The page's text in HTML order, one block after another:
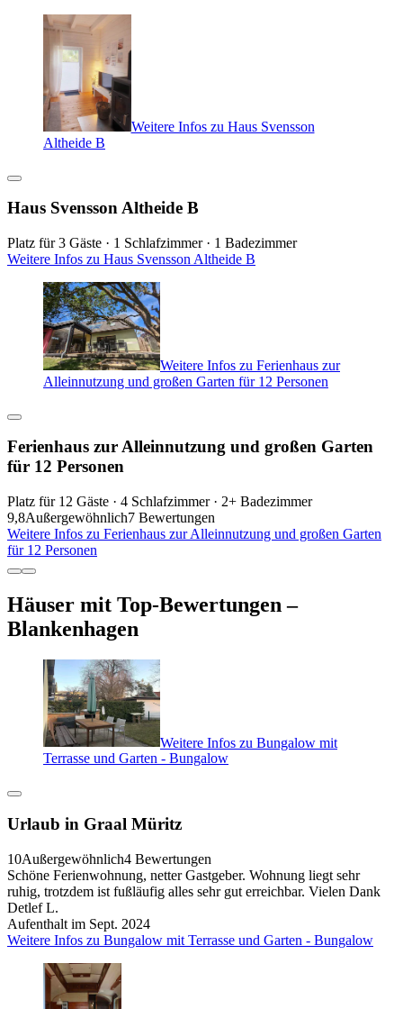
Weitere Infos zu Haus Svensson
Altheide B
Haus Svensson Altheide B
Platz für 3 Gäste · 1 Schlafzimmer · 1 Badezimmer
Weitere Infos zu Haus Svensson Altheide B
Weitere Infos zu Ferienhaus zur
Alleinnutzung und großen Garten für 12 Personen
Ferienhaus zur Alleinnutzung und großen Garten
für 12 Personen
Platz für 12 Gäste · 4 Schlafzimmer · 2+ Badezimmer
9,8Außergewöhnlich7 Bewertungen
Weitere Infos zu Ferienhaus zur Alleinnutzung und großen Garten
für 12 Personen
Häuser mit Top-Bewertungen –
Blankenhagen
Weitere Infos zu Bungalow mit
Terrasse und Garten - Bungalow
Urlaub in Graal Müritz
10Außergewöhnlich4 Bewertungen
Schöne Ferienwohnung, netter Gastgeber. Wohnung liegt sehr
ruhig, trotzdem ist fußläufig alles sehr gut erreichbar. Vielen Dank
Detlef L.
Aufenthalt im Sept. 2024
Weitere Infos zu Bungalow mit Terrasse und Garten - Bungalow